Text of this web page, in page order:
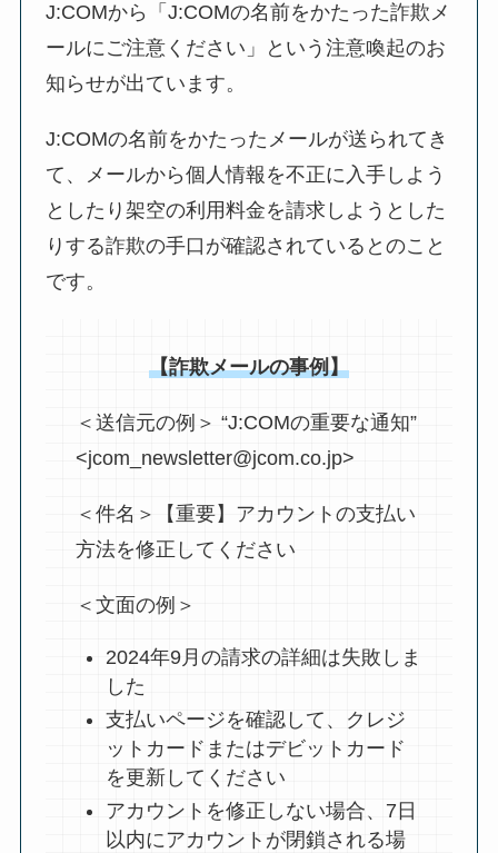
J:COMから「J:COMの名前をかたった詐欺メ
ールにご注意ください」という注意喚起のお
知らせが出ています。
J:COMの名前をかたったメールが送られてき
て、メールから個人情報を不正に入手しよう
としたり架空の利用料金を請求しようとした
りする詐欺の手口が確認されているとのこと
です。
【詐欺メールの事例】
＜送信元の例＞ “J:COMの重要な通知”
<jcom_newsletter@jcom.co.jp>
＜件名＞【重要】アカウントの支払い
方法を修正してください
＜文面の例＞
2024年9月の請求の詳細は失敗しま
した
支払いページを確認して、クレジ
ットカードまたはデビットカード
を更新してください
アカウントを修正しない場合、7日
以内にアカウントが閉鎖される場